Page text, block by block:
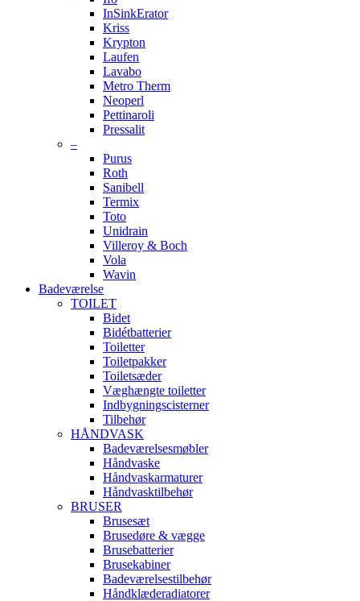
InSinkErator
Kriss
Krypton
Laufen
Lavabo
Metro Therm
Neoperl
Pettinaroli
Pressalit
–
Purus
Roth
Sanibell
Termix
Toto
Unidrain
Villeroy & Boch
Vola
Wavin
Badeværelse
TOILET
Bidet
Bidétbatterier
Toiletter
Toiletpakker
Toiletsæder
Væghængte toiletter
Indbygningscisterner
Tilbehør
HÅNDVASK
Badeværelsesmøbler
Håndvaske
Håndvaskarmaturer
Håndvasktilbehør
BRUSER
Brusesæt
Brusedøre & vægge
Brusebatterier
Brusekabiner
Badeværelsestilbehør
Håndklæderadiatorer